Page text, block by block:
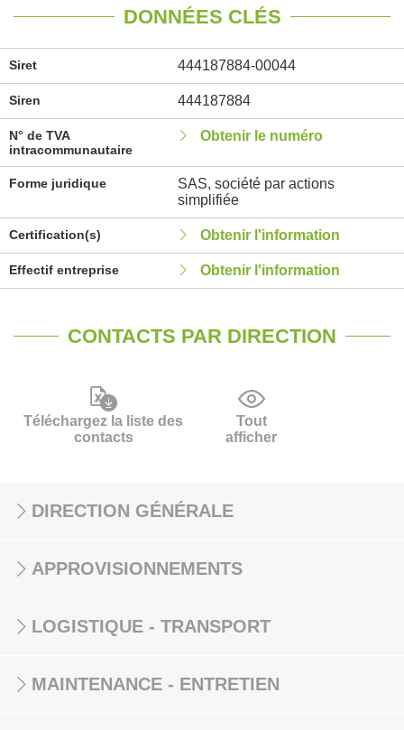
DONNÉES CLÉS
Siret 444187884-00044
Siren 444187884
N° de TVA
intracommunautaire
Obtenir le numéro
Forme juridique
SAS, société par actions
simplifiée
Certification(s) Obtenir l'information
Effectif entreprise Obtenir l'information
CONTACTS PAR DIRECTION
Téléchargez la liste des
contacts
Tout
afficher
DIRECTION GÉNÉRALE
APPROVISIONNEMENTS
LOGISTIQUE - TRANSPORT
MAINTENANCE - ENTRETIEN